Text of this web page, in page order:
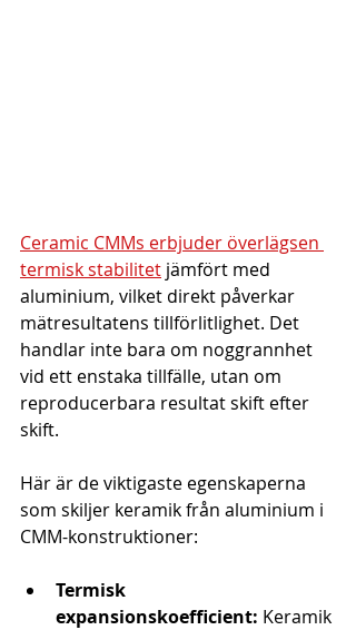
Ceramic CMMs erbjuder överlägsen
termisk stabilitet jämfört med
aluminium, vilket direkt påverkar
mätresultatens tillförlitlighet. Det
handlar inte bara om noggrannhet
vid ett enstaka tillfälle, utan om
reproducerbara resultat skift efter
skift.
Här är de viktigaste egenskaperna
som skiljer keramik från aluminium i
CMM-konstruktioner:
Termisk
expansionskoefficient: Keramik